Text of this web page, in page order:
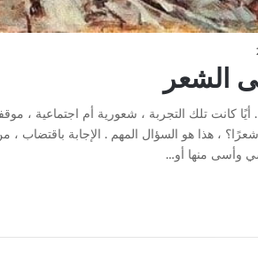
الشعر
كانت تلك التجربة ، شعورية أم اجتماعية ،
، هذا هو السؤال المهم . الإجابة باقتضاب ،
وأسى منها أو…